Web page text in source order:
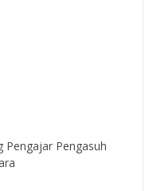
Pengajar Pengasuh